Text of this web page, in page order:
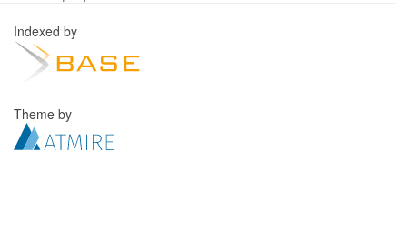
Indexed by
Theme by